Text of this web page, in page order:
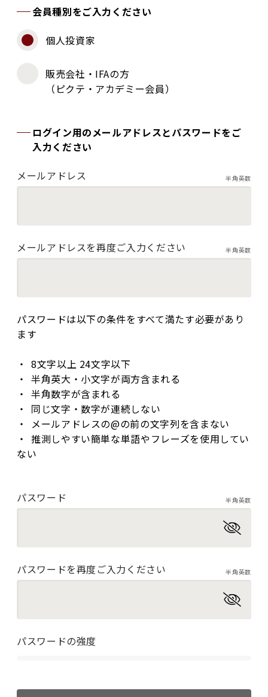
会員種別をご入力ください
個人投資家
販売会社・IFAの方
（ピクテ・アカデミー会員）
ログイン用のメールアドレスとパスワードをご
入力ください
メールアドレス
半角英数
メールアドレスを再度ご入力ください 半角英数
パスワードは以下の条件をすべて満たす必要があり
ます
8文字以上 24文字以下
半角英大・小文字が両方含まれる
半角数字が含まれる
同じ文字・数字が連続しない
メールアドレスの@の前の文字列を含まない
推測しやすい簡単な単語やフレーズを使用してい
ない
パスワード 半角英数
パスワードを再度ご入力ください 半角英数
パスワードの強度